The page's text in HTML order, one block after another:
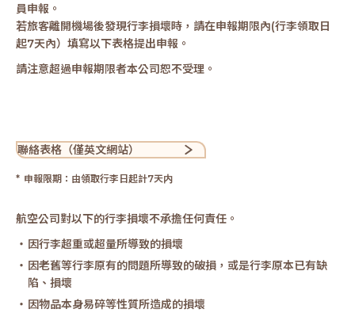
員申報。
若旅客離開機場後發現行李損壞時，請在申報期限內(行李領取日
起7天內）填寫以下表格提出申報。
請注意超過申報期限者本公司恕不受理。
聯絡表格（僅英文網站）
申報限期：由領取行李日起計7天内
航空公司對以下的行李損壞不承擔任何責任。
因行李超重或超量所導致的損壞
因老舊等行李原有的問題所導致的破損，或是行李原本已有缺
陷、損壞
因物品本身易碎等性質所造成的損壞